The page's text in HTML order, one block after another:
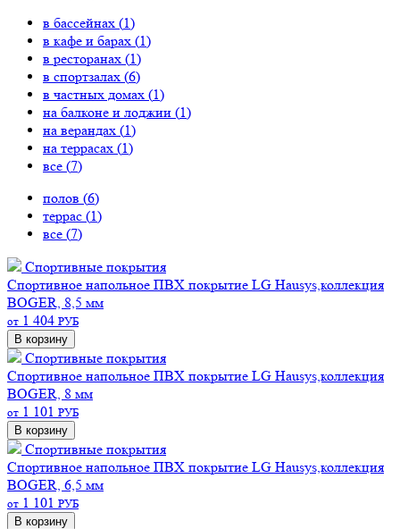
в бассейнах (1)
в кафе и барах (1)
в ресторанах (1)
в спортзалах (6)
в частных домах (1)
на балконе и лоджии (1)
на верандах (1)
на террасах (1)
все (7)
полов (6)
террас (1)
все (7)
Спортивные покрытия
Спортивное напольное ПВХ покрытие LG Hausys,коллекция
BOGER, 8,5 мм
от 1 404 РУБ
В корзину
Спортивные покрытия
Спортивное напольное ПВХ покрытие LG Hausys,коллекция
BOGER, 8 мм
от 1 101 РУБ
В корзину
Спортивные покрытия
Спортивное напольное ПВХ покрытие LG Hausys,коллекция
BOGER, 6,5 мм
от 1 101 РУБ
В корзину